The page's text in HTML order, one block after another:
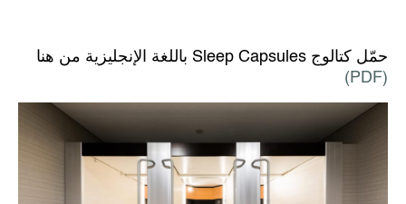
حمّل كتالوج Sleep Capsules باللغة الإنجليزية من هنا
)PDF(